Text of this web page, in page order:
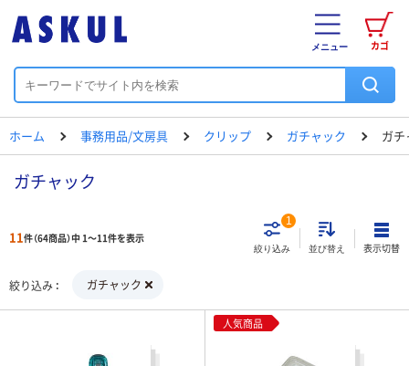
カゴ
メニュー
ホーム 事務用品/文房具 クリップ ガチャック ガ
ガチャック
11件（64商品）中 1～11件を表示
絞り込み
1
並び替え 表示切替
絞り込み ガチャック
人気商品